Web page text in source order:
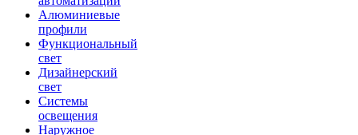
Алюминиевые
профили
Функциональный
свет
Дизайнерский
свет
Системы
освещения
Наружное